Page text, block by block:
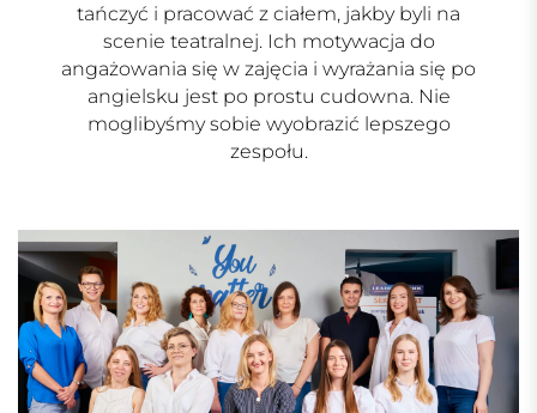
tańczyć i pracować z ciałem, jakby byli na
scenie teatralnej. Ich motywacja do
angażowania się w zajęcia i wyrażania się po
angielsku jest po prostu cudowna. Nie
moglibyśmy sobie wyobrazić lepszego
zespołu.